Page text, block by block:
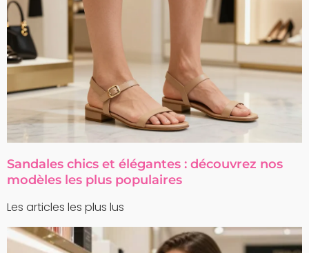
Sandales chics et élégantes : découvrez nos
modèles les plus populaires
Les articles les plus lus